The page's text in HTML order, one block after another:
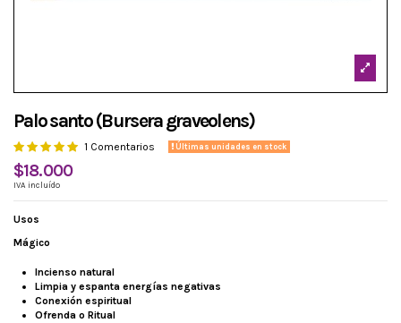
Palo santo (Bursera graveolens)
1 Comentarios Últimas unidades en stock
$18.000
IVA incluído
Usos
Mágico
Incienso natural
Limpia y espanta energías negativas
Conexión espiritual
Ofrenda o Ritual